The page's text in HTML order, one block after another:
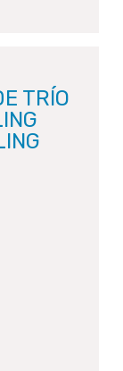
TRÍO